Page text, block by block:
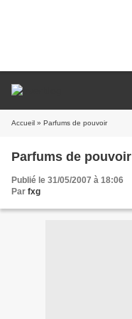
Accueil » Parfums de pouvoir
Parfums de pouvoir
Publié le 31/05/2007 à 18:06
Par fxg